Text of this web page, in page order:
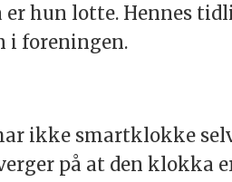
hun lotte. Hennes
i foreningen.
ikke smartklokke
på at den klokka